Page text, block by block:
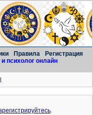
Правила
Регистрация
и психолог онлайн
.